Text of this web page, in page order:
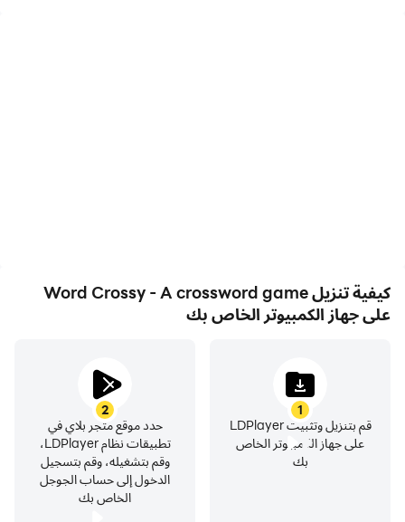
عمليات شراء داخل التطبيق لمساعدتك في الاستمتاع باللعبة أكثر.
كيفية تنزيل Word Crossy - A crossword game
على جهاز الكمبيوتر الخاص بك
1
قم بتنزيل وتثبيت LDPlayer
على جهاز الكمبيوتر الخاص
بك
2
حدد موقع متجر بلاي في
تطبيقات نظام LDPlayer،
وقم بتشغيله، وقم بتسجيل
الدخول إلى حساب الجوجل
الخاص بك